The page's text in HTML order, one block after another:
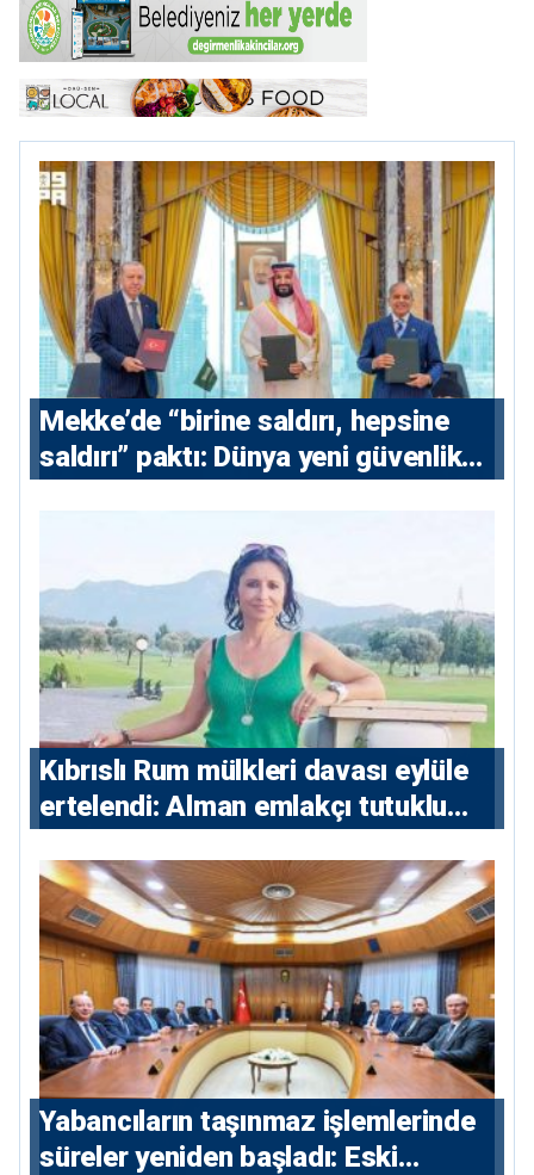
Mekke’de “birine saldırı, hepsine
saldırı” paktı: Dünya yeni güvenlik
Kıbrıslı Rum mülkleri davası eylüle
ertelendi: Alman emlakçı tutuklu
Yabancıların taşınmaz işlemlerinde
süreler yeniden başladı: Eski